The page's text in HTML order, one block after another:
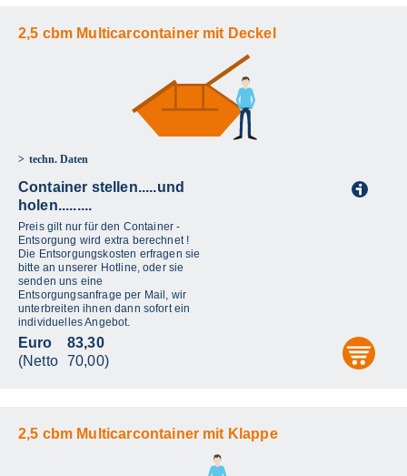
2,5 cbm Multicarcontainer mit Deckel
techn. Daten
Container stellen.....und
holen.........
Preis gilt nur für den Container -
Entsorgung wird extra berechnet !
Die Entsorgungskosten erfragen sie
bitte an unserer Hotline, oder sie
senden uns eine
Entsorgungsanfrage per Mail, wir
unterbreiten ihnen dann sofort ein
individuelles Angebot.
Euro
(Netto
83,30
70,00)
2,5 cbm Multicarcontainer mit Klappe